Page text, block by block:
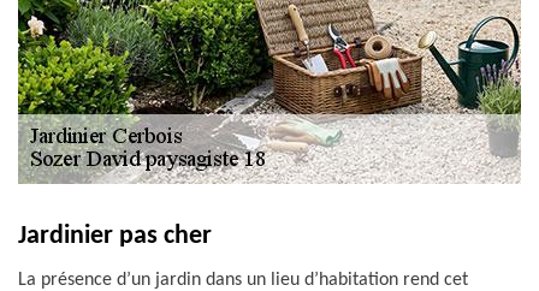
Jardinier pas cher
La présence d’un jardin dans un lieu d’habitation rend cet